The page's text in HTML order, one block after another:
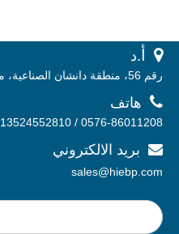
 أ. د
رقم 56، منطقة دانشان الصناعية، مدينة Wenling، الصين 317523
 هاتف
0576-86011208 / 13524552810
 بريد الالكتروني
sales@hiebp.com